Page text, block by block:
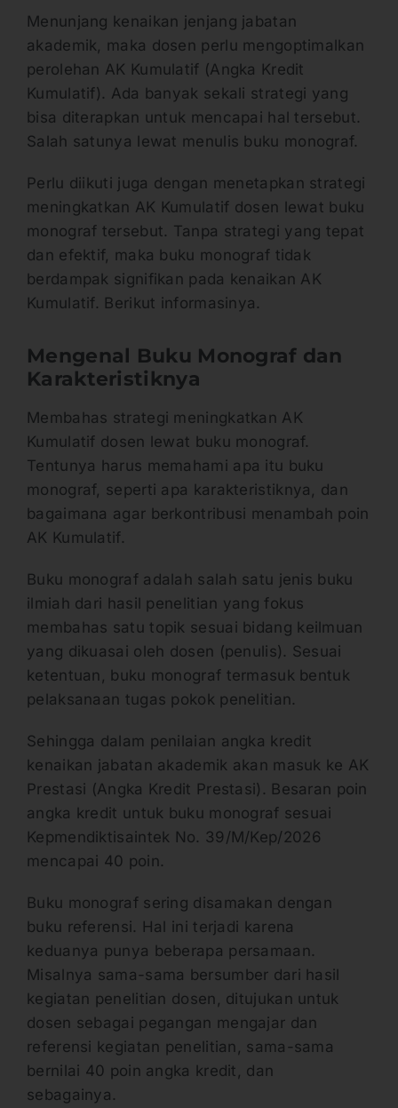
Menunjang kenaikan jenjang jabatan
akademik, maka dosen perlu mengoptimalkan
perolehan AK Kumulatif (Angka Kredit
Kumulatif). Ada banyak sekali strategi yang
bisa diterapkan untuk mencapai hal tersebut.
Salah satunya lewat menulis buku monograf.
Perlu diikuti juga dengan menetapkan strategi
meningkatkan AK Kumulatif dosen lewat buku
monograf tersebut. Tanpa strategi yang tepat
dan efektif, maka buku monograf tidak
berdampak signifikan pada kenaikan AK
Kumulatif. Berikut informasinya.
Mengenal Buku Monograf dan
Karakteristiknya
Membahas strategi meningkatkan AK
Kumulatif dosen lewat buku monograf.
Tentunya harus memahami apa itu buku
monograf, seperti apa karakteristiknya, dan
bagaimana agar berkontribusi menambah poin
AK Kumulatif.
Buku monograf adalah salah satu jenis buku
ilmiah dari hasil penelitian yang fokus
membahas satu topik sesuai bidang keilmuan
yang dikuasai oleh dosen (penulis). Sesuai
ketentuan, buku monograf termasuk bentuk
pelaksanaan tugas pokok penelitian.
Sehingga dalam penilaian angka kredit
kenaikan jabatan akademik akan masuk ke AK
Prestasi (Angka Kredit Prestasi). Besaran poin
angka kredit untuk buku monograf sesuai
Kepmendiktisaintek No. 39/M/Kep/2026
mencapai 40 poin.
Buku monograf sering disamakan dengan
buku referensi. Hal ini terjadi karena
keduanya punya beberapa persamaan.
Misalnya sama-sama bersumber dari hasil
kegiatan penelitian dosen, ditujukan untuk
dosen sebagai pegangan mengajar dan
referensi kegiatan penelitian, sama-sama
bernilai 40 poin angka kredit, dan
sebagainya.